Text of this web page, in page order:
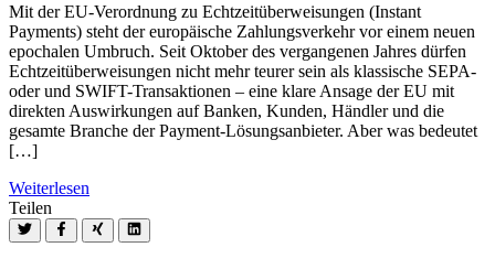
Mit der EU-Verordnung zu Echtzeitüberweisungen (Instant
Payments) steht der europäische Zahlungsverkehr vor einem neuen
epochalen Umbruch. Seit Oktober des vergangenen Jahres dürfen
Echtzeitüberweisungen nicht mehr teurer sein als klassische SEPA-
oder und SWIFT-Transaktionen – eine klare Ansage der EU mit
direkten Auswirkungen auf Banken, Kunden, Händler und die
gesamte Branche der Payment-Lösungsanbieter. Aber was bedeutet
[…]
Weiterlesen
Teilen